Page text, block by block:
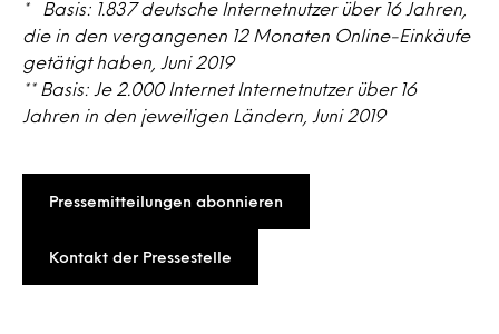
* Basis: 1.837 deutsche Internetnutzer über 16 Jahren,
die in den vergangenen 12 Monaten Online-Einkäufe
getätigt haben, Juni 2019
** Basis: Je 2.000 Internet Internetnutzer über 16
Jahren in den jeweiligen Ländern, Juni 2019
Pressemitteilungen abonnieren
Kontakt der Pressestelle